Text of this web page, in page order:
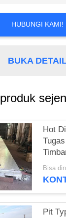
HUBUNGI KAMI!
BUKA
produk
Hot
Pit